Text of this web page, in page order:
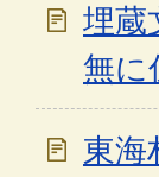
埋蔵
無に
東海